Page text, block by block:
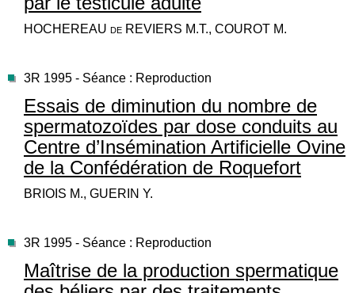
HOCHEREAU de REVIERS M.T., COUROT M.
3R 1995 - Séance : Reproduction
Essais de diminution du nombre de
spermatozoïdes par dose conduits au
Centre d’Insémination Artificielle Ovine
de la Confédération de Roquefort
BRIOIS M., GUERIN Y.
3R 1995 - Séance : Reproduction
Maîtrise de la production spermatique